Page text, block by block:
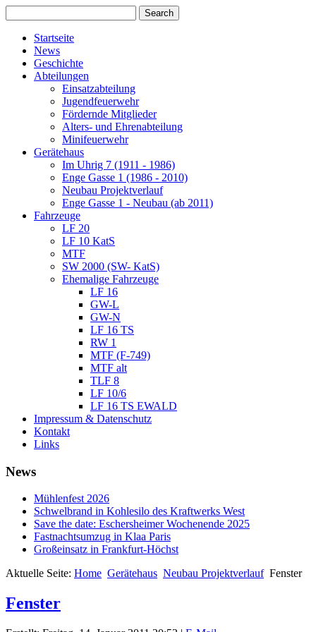
Startseite
News
Geschichte
Abteilungen
Einsatzabteilung
Jugendfeuerwehr
Fördernde Mitglieder
Alters- und Ehrenabteilung
Minifeuerwehr
Gerätehaus
Im Uhrig 7 (1911 - 1986)
Enge Gasse 1 (1986 - 2010)
Neubau Projektverlauf
Enge Gasse 1 - Neubau (ab 2011)
Fahrzeuge
LF 20
LF 10 KatS
MTF
SW 2000 (SW- KatS)
Ehemalige Fahrzeuge
LF 16
GW-L
GW-N
LF 16 TS
RW 1
MTF (F-749)
MTF alt
TLF 8
LF 10/6
LF 16 TS EWALD
Impressum & Datenschutz
Kontakt
Links
News
Mühlenfest 2026
Schwelbrand in Kohlesilo des Kraftwerks West
Save the date: Eschersheimer Wochenende 2025
Fastnachtsumzug in Klaa Paris
Großeinsatz in Frankfurt-Höchst
Aktuelle Seite: Home Gerätehaus Neubau Projektverlauf Fenster
Fenster